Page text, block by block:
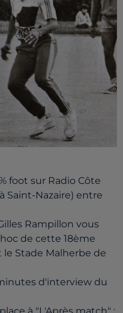
foot sur Radio Côte
Saint-Nazaire) entre
Rampillon vous
de cette 18ème
Stade Malherbe de
d'interview du